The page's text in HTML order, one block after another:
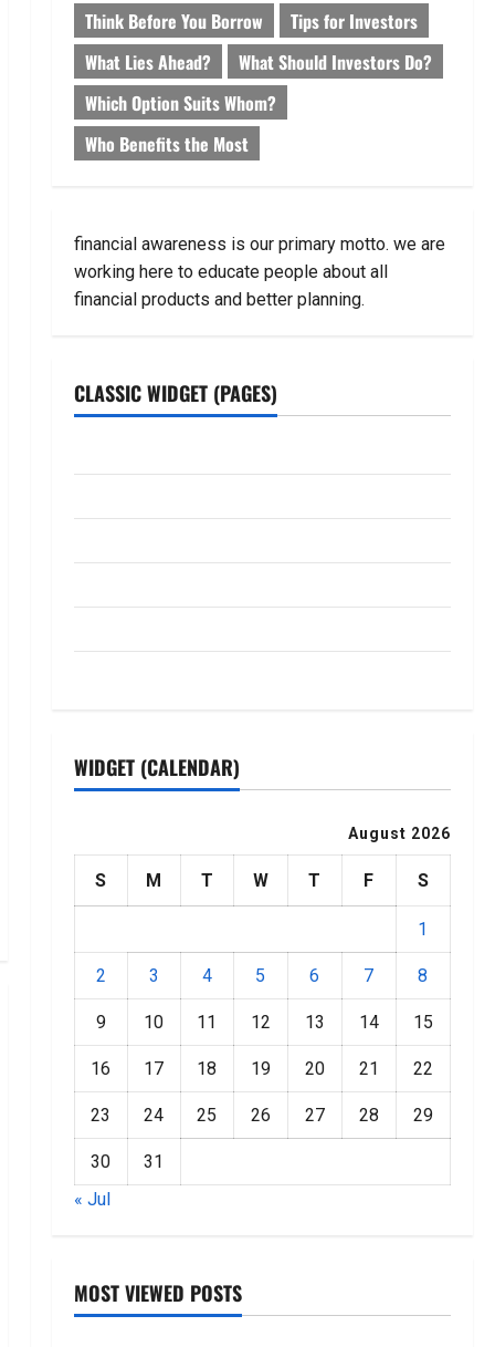
Think Before You Borrow
Tips for Investors
What Lies Ahead?
What Should Investors Do?
Which Option Suits Whom?
Who Benefits the Most
financial awareness is our primary motto. we are
working here to educate people about all
financial products and better planning.
CLASSIC WIDGET (PAGES)
WIDGET (CALENDAR)
August 2026
S M T W T F S
1
2 3 4 5 6 7 8
9 10 11 12 13 14 15
16 17 18 19 20 21 22
23 24 25 26 27 28 29
30
31
« Jul
MOST VIEWED POSTS